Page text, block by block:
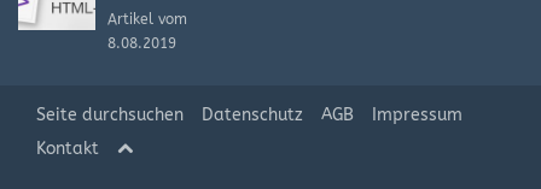
Artikel vom
8.08.2019
Seite durchsuchen Datenschutz AGB
Impressum
Kontakt